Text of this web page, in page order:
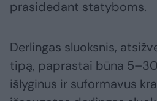
prasidedant statyboms.
Derlingas sluoksnis,
tipą, paprastai būna
išlyginus ir suformavus